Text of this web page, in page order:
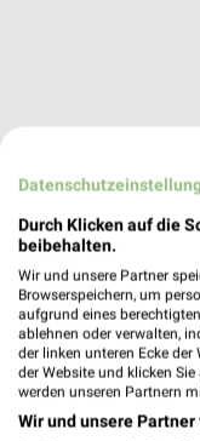
Durch Klicken auf die
beibehalten.
Wir und unsere Partner
Browserspeichern, um
aufgrund eines
ablehnen oder verwalten,
der linken unteren Ecke
der Website und klicken
werden unseren Partnern
Wir und unsere